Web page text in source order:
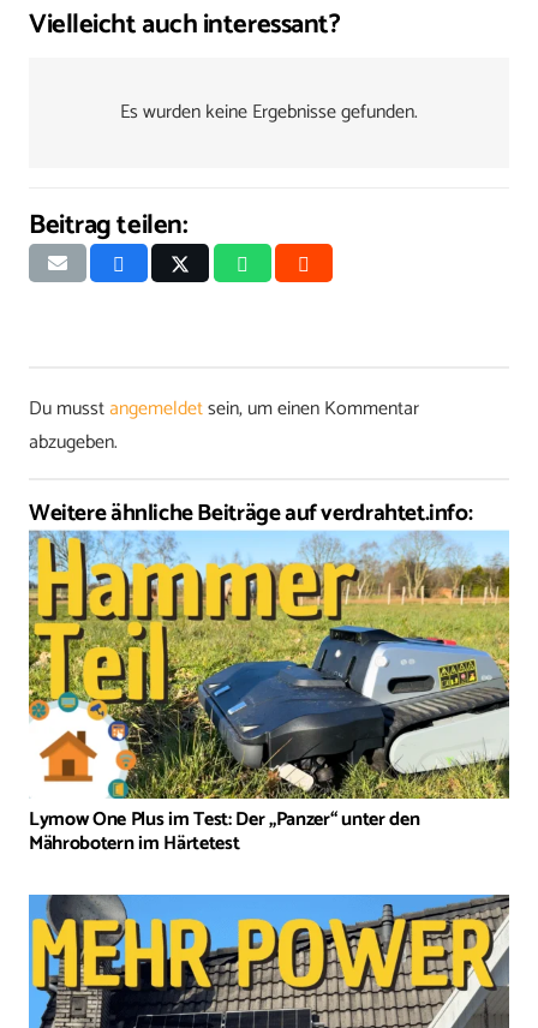
Vielleicht auch interessant?
Es wurden keine Ergebnisse gefunden.
Beitrag teilen:
Du musstangemeldetsein, um einen Kommentar
abzugeben.
Weitere ähnliche Beiträge auf verdrahtet.info:
Lymow One Plus im Test: Der „Panzer“ unter den
Mährobotern im Härtetest